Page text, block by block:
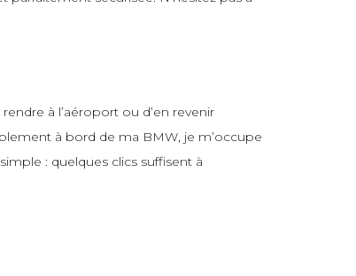
à l’aéroport ou d’en revenir
à bord de ma BMW, je m’occupe
: quelques clics suffisent à